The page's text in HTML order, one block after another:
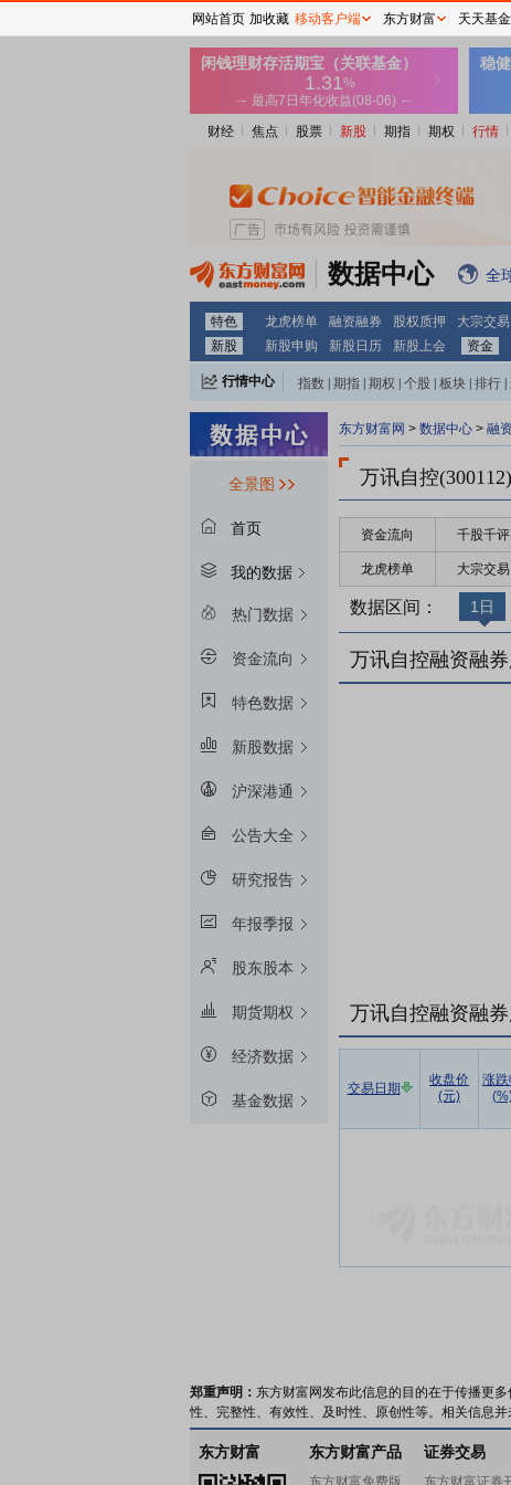
财经 焦点 股票 新股 期指 期权 行情
数据中心 全
特色 龙虎榜单 融资融券 股权质押 大宗交易
新股
新股申购 新股日历 新股上会 资金
行情中心 指数 期指 期权 个股 板块 排行
全景图
首页
我的数据
热门数据
资金流向
特色数据
新股数据
沪深港通
公告大全
研究报告
年报季报
股东股本
期货期权
经济数据
基金数据
东方财富网 > 数据中心 > 融
万讯自控(300112)
资金流向 千股千评
龙虎榜单 大宗交易
数据区间： 1日
万讯自控融资融券
万讯自控融资融
交易日期
收盘价
(元)
涨跌
郑重声明： 东方财富网发布此信息的目的在于传播更
性、完整性、有效性、及时性、原创性等。相关信息
东方财富 东方财富产品
东方财富免费版
证券交易
东方财富证券
网站首页 加收藏 移动客户端 东方财富 天天基